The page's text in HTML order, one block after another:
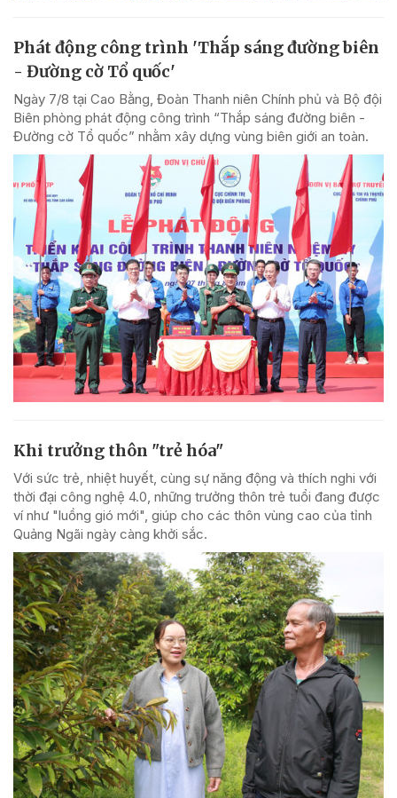
Phát động công trình 'Thắp sáng đường biên
- Đường cờ Tổ quốc'
Ngày 7/8 tại Cao Bằng, Đoàn Thanh niên Chính phủ và Bộ đội
Biên phòng phát động công trình “Thắp sáng đường biên -
Đường cờ Tổ quốc” nhằm xây dựng vùng biên giới an toàn.
Khi trưởng thôn "trẻ hóa"
Với sức trẻ, nhiệt huyết, cùng sự năng động và thích nghi với
thời đại công nghệ 4.0, những trưởng thôn trẻ tuổi đang được
ví như "luồng gió mới", giúp cho các thôn vùng cao của tỉnh
Quảng Ngãi ngày càng khởi sắc.